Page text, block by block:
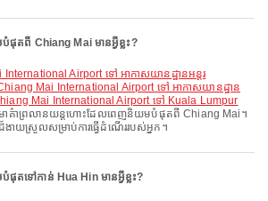
ផុតពី Chiang Mai មានអ្វីខ្លះ?
Mai International Airport ទៅ អាកាសយានដ្ឋាន
Mai International Airport ទៅ Kuala Lumpur
ាគ៌ាព្រលានយន្តហោះដែលពេញនិយមបំផុតពី Chiang Mai។
ដ៏ងាយស្រួលសម្រាប់ការធ្វើដំណើររបស់អ្នក។
ផុតទៅកាន់ Hua Hin មានអ្វីខ្លះ?